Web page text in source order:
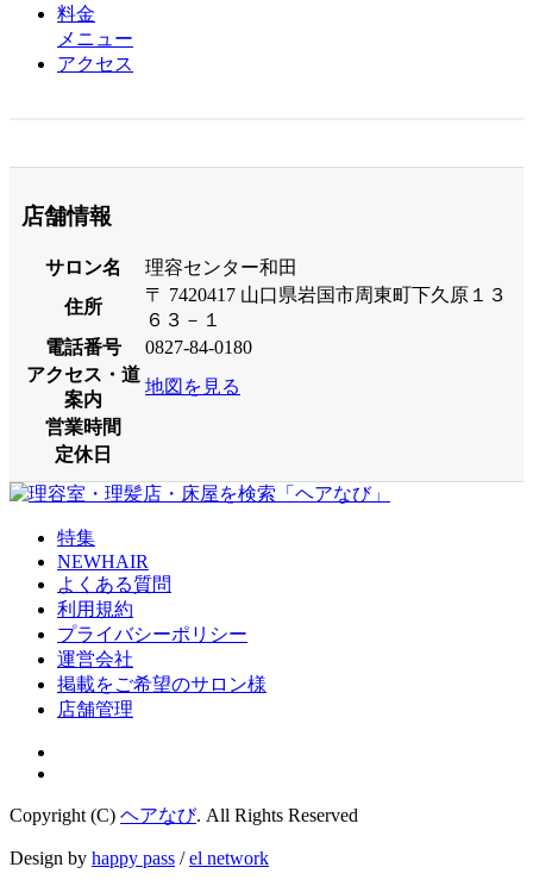
料金
メニュー
アクセス
店舗情報
サロン名
理容センター和田
住所
〒 7420417 山口県岩国市周東町下久原１３
６３－１
電話番号
0827-84-0180
アクセス・道
案内
地図を見る
営業時間
定休日
特集
NEWHAIR
よくある質問
利用規約
プライバシーポリシー
運営会社
掲載をご希望のサロン様
店舗管理
Copyright (C) ヘアなび. All Rights Reserved
Design by happy pass /el network